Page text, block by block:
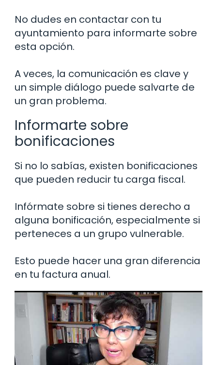
No dudes en contactar con tu
ayuntamiento para informarte sobre
esta opción.
A veces, la comunicación es clave y
un simple diálogo puede salvarte de
un gran problema.
Informarte sobre
bonificaciones
Si no lo sabías, existen bonificaciones
que pueden reducir tu carga fiscal.
Infórmate sobre si tienes derecho a
alguna bonificación, especialmente si
perteneces a un grupo vulnerable.
Esto puede hacer una gran diferencia
en tu factura anual.